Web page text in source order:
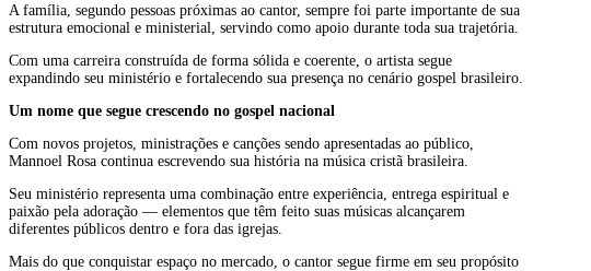
A família, segundo pessoas próximas ao cantor, sempre foi parte importante de sua
estrutura emocional e ministerial, servindo como apoio durante toda sua trajetória.
Com uma carreira construída de forma sólida e coerente, o artista segue
expandindo seu ministério e fortalecendo sua presença no cenário gospel brasileiro.
Um nome que segue crescendo no gospel nacional
Com novos projetos, ministrações e canções sendo apresentadas ao público,
Mannoel Rosa continua escrevendo sua história na música cristã brasileira.
Seu ministério representa uma combinação entre experiência, entrega espiritual e
paixão pela adoração — elementos que têm feito suas músicas alcançarem
diferentes públicos dentro e fora das igrejas.
Mais do que conquistar espaço no mercado, o cantor segue firme em seu propósito